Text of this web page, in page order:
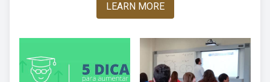
LEARN MORE